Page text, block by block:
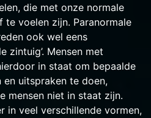
die met onze normale
voelen zijn. Paranormale
ook wel eens
zintuig’. Mensen met
in staat om bepaalde
uitspraken te doen,
mensen niet in staat zijn.
in veel verschillende vormen,